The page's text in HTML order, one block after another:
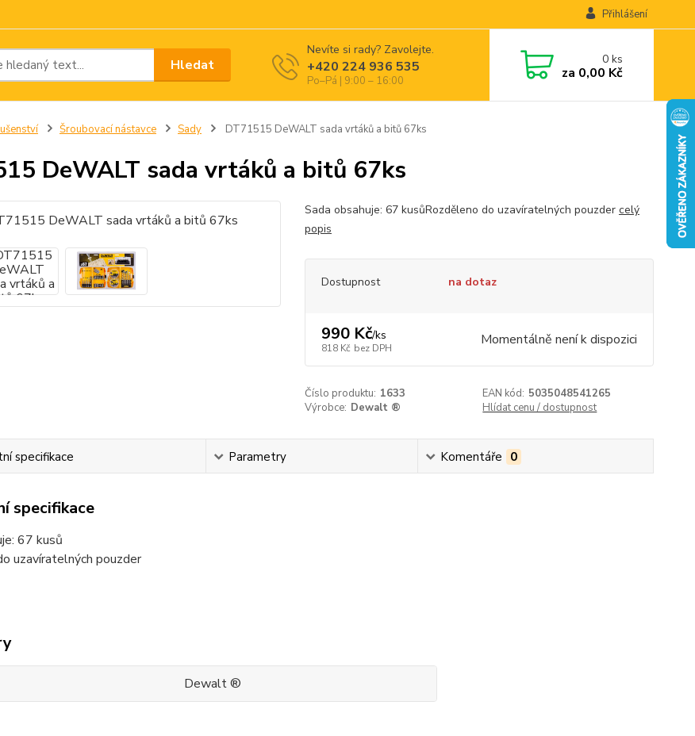
Přihlášení
Hledat
Nevíte si rady? Zavolejte.
+420 224 936 535
Po–Pá | 9:00 – 16:00
0ks
za 0,00 Kč
Šroubovací nástavce Sady DT71515 DeWALT sada vrtáků a bitů 67ks
DeWALT sada vrtáků a bitů 67ks
Sada obsahuje: 67 kusůRozděleno do uzavíratelných pouzder celý
popis
Dostupnost na dotaz
990 Kč/ks
818 Kč bez DPH Momentálně není k dispozici
Číslo produktu: 1633 EAN kód: 5035048541265
Výrobce: Dewalt ® Hlídat cenu / dostupnost
specifikace Parametry Komentáře 0
specifikace
67 kusů
uzavíratelných pouzder
Dewalt ®